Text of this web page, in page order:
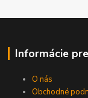
Informácie
O nás
Obchodné